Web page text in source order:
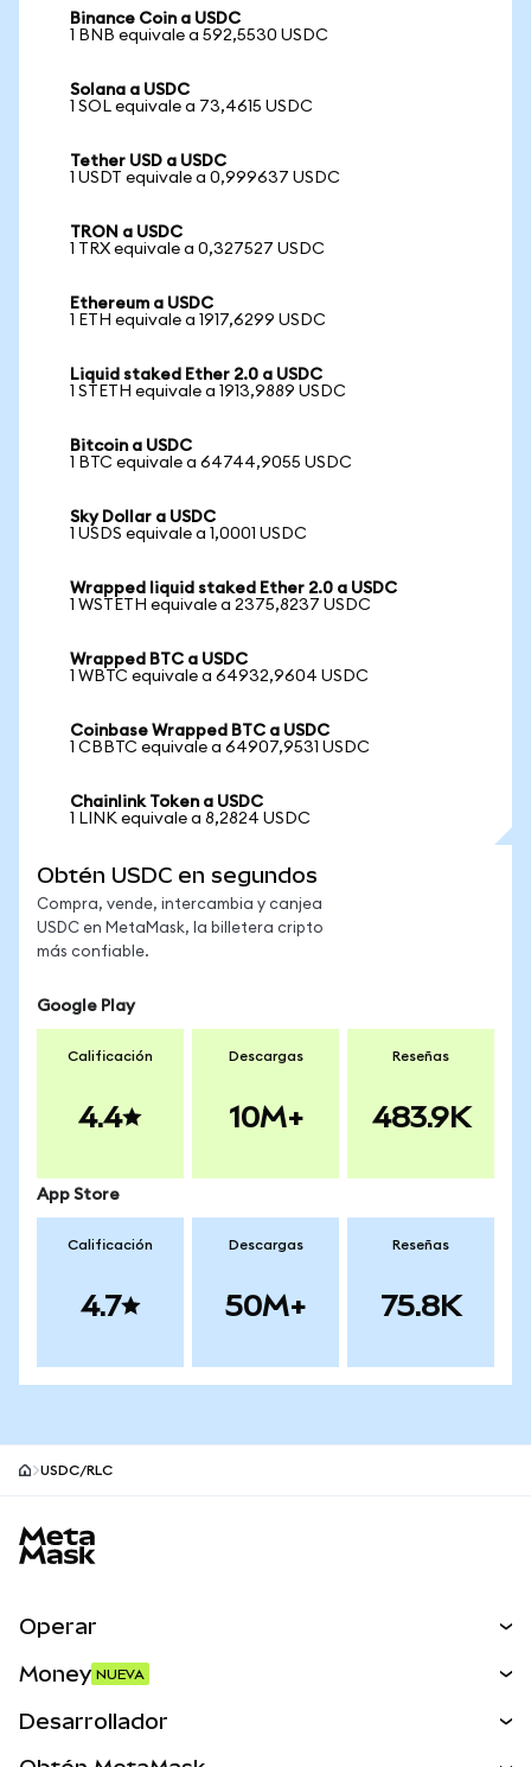
Binance Coin a USDC
1 BNB equivale a 592,5530 USDC
Solana a USDC
1 SOL equivale a 73,4615 USDC
Tether USD a USDC
1 USDT equivale a 0,999637 USDC
TRON a USDC
1 TRX equivale a 0,327527 USDC
Ethereum a USDC
1 ETH equivale a 1917,6299 USDC
Liquid staked Ether 2.0 a USDC
1 STETH equivale a 1913,9889 USDC
Bitcoin a USDC
1 BTC equivale a 64744,9055 USDC
Sky Dollar a USDC
1 USDS equivale a 1,0001 USDC
Wrapped liquid staked Ether 2.0 a USDC
1 WSTETH equivale a 2375,8237 USDC
Wrapped BTC a USDC
1 WBTC equivale a 64932,9604 USDC
Coinbase Wrapped BTC a USDC
1 CBBTC equivale a 64907,9531 USDC
Chainlink Token a USDC
1 LINK equivale a 8,2824 USDC
Obtén USDC en segundos
Compra, vende, intercambia y canjea
USDC en MetaMask, la billetera cripto
más confiable.
Google Play
Calificación
4.4
Descargas
10M+
Reseñas
483.9K
App Store
Calificación
4.7
Descargas
50M+
Reseñas
75.8K
USDC/RLC
Operar
Money NUEVA
Desarrollador